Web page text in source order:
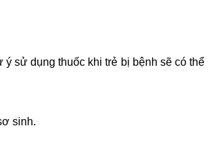
sử dụng thuốc khi trẻ bị bệnh sẽ có thể
sinh.